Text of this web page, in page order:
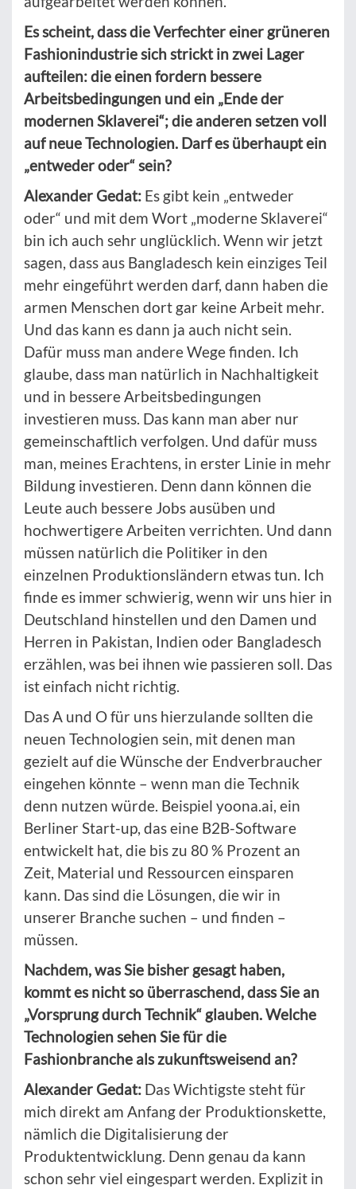
Es scheint, dass die Verfechter einer grüneren
Fashionindustrie sich strickt in zwei Lager
aufteilen: die einen fordern bessere
Arbeitsbedingungen und ein „Ende der
modernen Sklaverei“; die anderen setzen voll
auf neue Technologien. Darf es überhaupt ein
„entweder oder“ sein?
Alexander Gedat: Es gibt kein „entweder
oder“ und mit dem Wort „moderne Sklaverei“
bin ich auch sehr unglücklich. Wenn wir jetzt
sagen, dass aus Bangladesch kein einziges Teil
mehr eingeführt werden darf, dann haben die
armen Menschen dort gar keine Arbeit mehr.
Und das kann es dann ja auch nicht sein.
Dafür muss man andere Wege finden. Ich
glaube, dass man natürlich in Nachhaltigkeit
und in bessere Arbeitsbedingungen
investieren muss. Das kann man aber nur
gemeinschaftlich verfolgen. Und dafür muss
man, meines Erachtens, in erster Linie in mehr
Bildung investieren. Denn dann können die
Leute auch bessere Jobs ausüben und
hochwertigere Arbeiten verrichten. Und dann
müssen natürlich die Politiker in den
einzelnen Produktionsländern etwas tun. Ich
finde es immer schwierig, wenn wir uns hier in
Deutschland hinstellen und den Damen und
Herren in Pakistan, Indien oder Bangladesch
erzählen, was bei ihnen wie passieren soll. Das
ist einfach nicht richtig.
Das A und O für uns hierzulande sollten die
neuen Technologien sein, mit denen man
gezielt auf die Wünsche der Endverbraucher
eingehen könnte – wenn man die Technik
denn nutzen würde. Beispiel yoona.ai, ein
Berliner Start-up, das eine B2B-Software
entwickelt hat, die bis zu 80 % Prozent an
Zeit, Material und Ressourcen einsparen
kann. Das sind die Lösungen, die wir in
unserer Branche suchen – und finden –
müssen.
Nachdem, was Sie bisher gesagt haben,
kommt es nicht so überraschend, dass Sie an
„Vorsprung durch Technik“ glauben. Welche
Technologien sehen Sie für die
Fashionbranche als zukunftsweisend an?
Alexander Gedat: Das Wichtigste steht für
mich direkt am Anfang der Produktionskette,
nämlich die Digitalisierung der
Produktentwicklung. Denn genau da kann
schon sehr viel eingespart werden. Explizit in